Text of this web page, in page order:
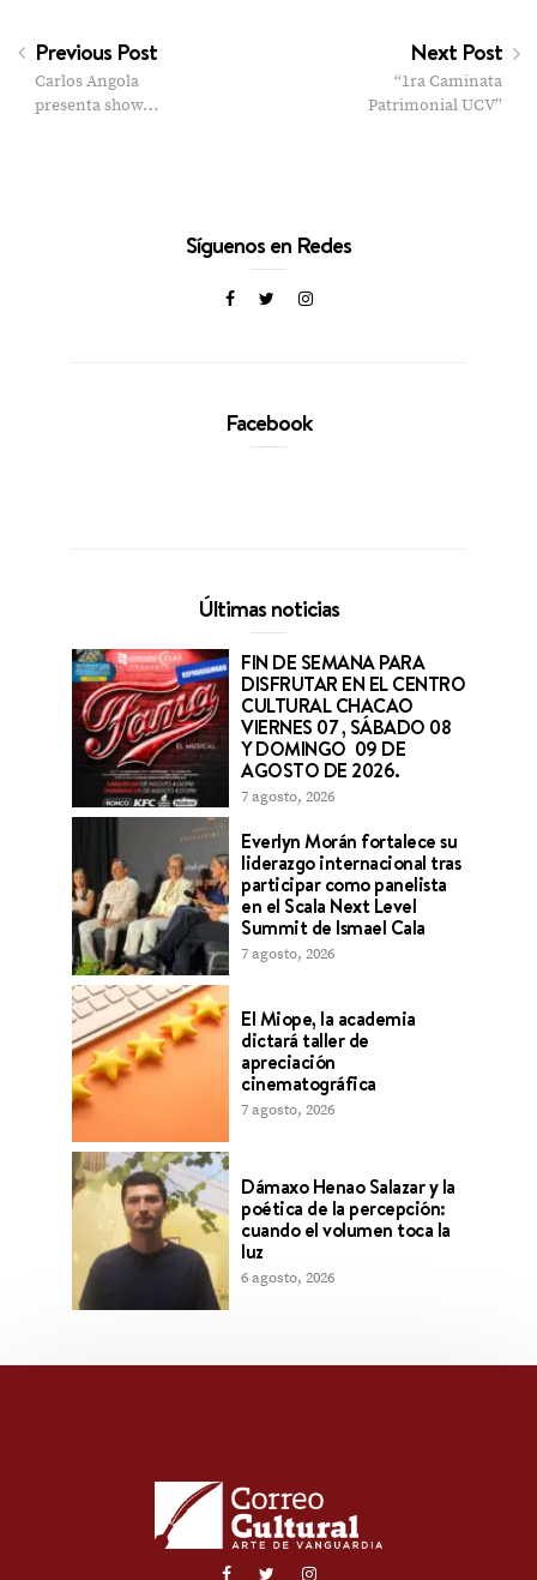
Previous Post
Carlos Angola
presenta show…
Next Post
“1ra Caminata
Patrimonial UCV”
Síguenos en Redes
Facebook
Últimas noticias
FIN DE SEMANA PARA
DISFRUTAR EN EL CENTRO
CULTURAL CHACAO
VIERNES 07 , SÁBADO 08
Y DOMINGO 09 DE
AGOSTO DE 2026.
7 agosto, 2026
Everlyn Morán fortalece su
liderazgo internacional tras
participar como panelista
en el Scala Next Level
Summit de Ismael Cala
7 agosto, 2026
El Miope, la academia
dictará taller de
apreciación
cinematográfica
7 agosto, 2026
Dámaxo Henao Salazar y la
poética de la percepción:
cuando el volumen toca la
luz
6 agosto, 2026